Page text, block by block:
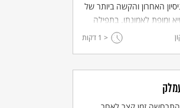
האחרון והקשה ביותר של
ומופת לאמונתו. בתפילה
העומדת לצאצאי אברהם
היהודית הוא התפרש גם
< 1 דקות